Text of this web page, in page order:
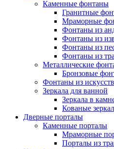
Каменные фонтаны
Гранитные
Мраморные
Фонтаны из
Фонтаны из
Фонтаны из
Фонтаны из
Металлические
Бронзовые
Фонтаны из
Зеркала для ванной
Зеркала в
Кованые
Дверные порталы
Каменные порталы
Мраморные
Порталы из